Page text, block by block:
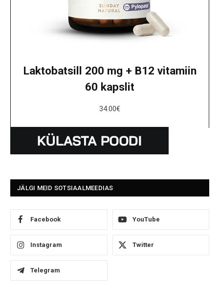
Laktobatsill 200 mg + B12 vitamiin
60 kapslit
34.00€
JÄLGI MEID SOTSIAALMEEDIAS
Facebook YouTube
Instagram Twitter
Telegram